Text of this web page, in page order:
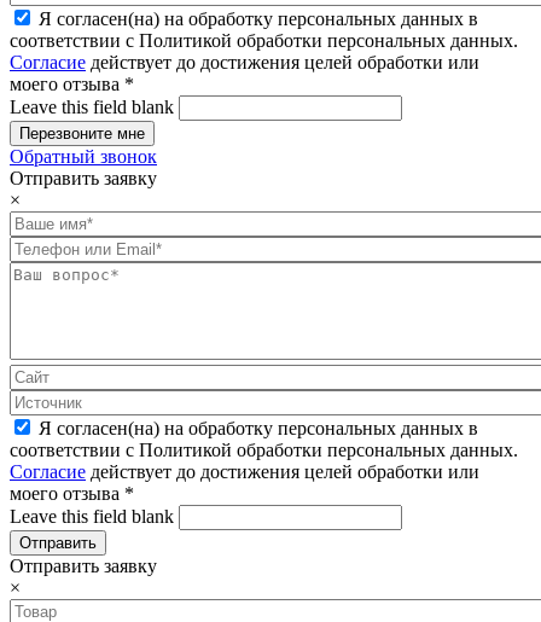
Я согласен(на) на обработку персональных данных в
соответствии с Политикой обработки персональных данных.
Согласие действует до достижения целей обработки или
моего отзыва *
Leave this field blank
Обратный звонок
Отправить заявку
×
Я согласен(на) на обработку персональных данных в
соответствии с Политикой обработки персональных данных.
Согласие действует до достижения целей обработки или
моего отзыва *
Leave this field blank
Отправить заявку
×